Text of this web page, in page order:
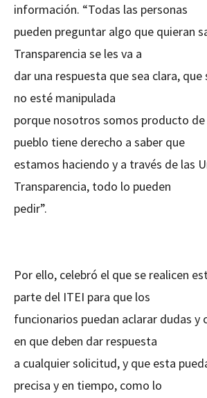
información. “Todas las personas
pueden preguntar algo que quieran
Transparencia se les va a
dar una respuesta que sea clara, que
no esté manipulada
porque nosotros somos producto
pueblo tiene derecho a saber que
estamos haciendo y a través de las
Transparencia, todo lo pueden
pedir”.
Por ello, celebró el que se realicen
parte del ITEI para que los
funcionarios puedan aclarar dudas y
en que deben dar respuesta
a cualquier solicitud, y que esta
precisa y en tiempo, como lo